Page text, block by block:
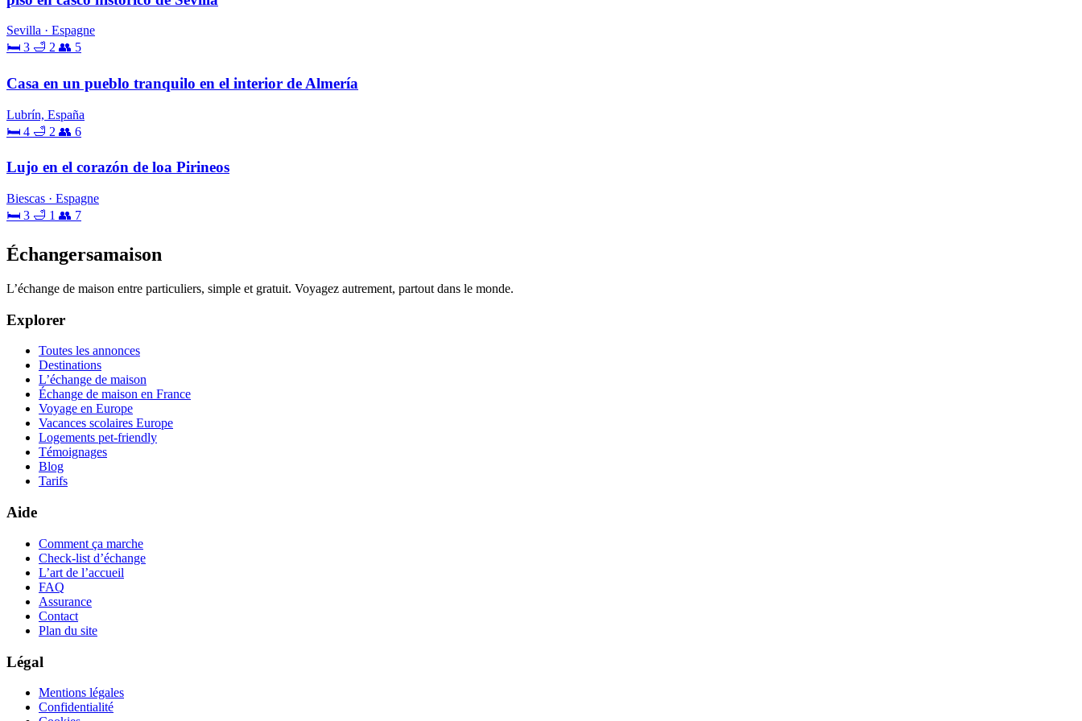
Sevilla · Espagne
🛏 3 🛁 2 👥 5
Casa en un pueblo tranquilo en el interior de Almería
Lubrín, España
🛏 4 🛁 2 👥 6
Lujo en el corazón de loa Pirineos
Biescas · Espagne
🛏 3 🛁 1 👥 7
Échangersamaison
L’échange de maison entre particuliers, simple et gratuit. Voyagez autrement, partout dans le monde.
Explorer
Toutes les annonces
Destinations
L’échange de maison
Échange de maison en France
Voyage en Europe
Vacances scolaires Europe
Logements pet-friendly
Témoignages
Blog
Tarifs
Aide
Comment ça marche
Check-list d’échange
L’art de l’accueil
FAQ
Assurance
Contact
Plan du site
Légal
Mentions légales
Confidentialité